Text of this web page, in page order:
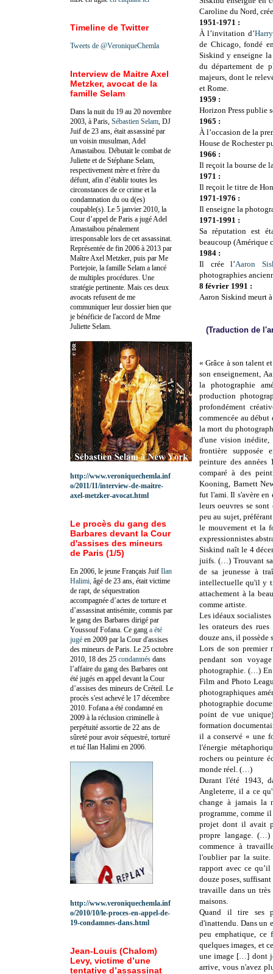
Caroline du Nord,
1951-1971 :
À l’invitation d’
de Chicago, fondé
Siskind y enseigne
du département de
majeurs, dont le
et Rome.
1959 :
Horizon Press publie
1965 :
À l’occasion de la
House de Rochester
1966 :
Il reçoit la bourse de
1971 :
Il reçoit le titre de
1971-1976 :
Il enseigne la
1971-1991 :
Sa réputation est
beaucoup (Amérique
1984 :
Il crée l’Aaron
photographies
8 février 1991 :
Aaron Siskind meurt
(Traduction de
« Grâce à son talent
son enseignement,
la photographie
production
profondément
commencée au début
la mort du
d'une vision
frontière supposée
peinture des
comparé à des
Kooning, Barnett
fut l'ami. Il s'avère en
leurs oeuvres se
peu au sujet,
le mouvement et la
expressionnistes
Siskind naît le 4
juifs. (…) Trouvant sa
de sa jeunesse à
intellectuelle qu'il y
attachement à la
comme artiste.
Les idéaux
les orateurs des
douze ans, il
Lors de son premier
pendant son
photographie. (…) En
Film and Photo
photographiques
photographie
point de vue
formation
il a conservé « une
l'énergie
rochers ou peinture
monde réel. (…)
Durant l'été 1943,
Angleterre, il a ce
change à jamais la
programme, comme
projet dont il avait
propre langage.
commence à
l'oublier par la suite.
rapport avec ce
douze poses,
travaille dans un
maisons.
Quand il tire ses
d'inattendu. Dans un
peu emphatique,
quelques images, et
une image […] dont
arrive, vous n'avez
Timeline de Twitter
Tweets de @VeroniqueChemla
Interview de Maitre Axel
Metzker, avocat de la
famille Selam
Dans la nuit du 19 au 20 novembre
2003, à Paris, Sébastien Selam , DJ
Juif de 23 ans, était assassiné par
un voisin musulman, Adel
Amastaibou. Débutait le combat de
Juliette et de Stéphane Selam,
respectivement mère et frère du
défunt, afin d’établir toutes les
circonstances de ce crime et la
condamnation du ou d(es)
coupable(s). Le 5 janvier 2010, la
Cour d’appel de Paris a jugé Adel
Amastaibou pénalement
irresponsable lors de cet assassinat.
Représentée de fin 2006 à 2013 par
Maître Axel Metzker, puis par Me
Portejoie, la famille Selam a lancé
de multiples procédures. Une
stratégie pertinente. Mais ces deux
avocats refusent de me
communiquer leur dossier bien que
je bénéficie de l'accord de Mme
Juliette Selam.
http://www.veroniquechemla.inf
o/2011/11/interview-de-maitre-
axel-metzker-avocat.html
Le procès du gang des
Barbares devant la Cour
d'assises des mineurs
de Paris (1/5)
En 2006, le jeune Français Juif Ilan
Halimi, âgé de 23 ans, était victime
de rapt, de séquestration
accompagnée d’actes de torture et
d’assassinat antisémite, commis par
le gang des Barbares dirigé par
Youssouf Fofana. Ce gang a été
jugé en 2009 par la Cour d'assises
des mineurs de Paris. Le 25 octobre
2010, 18 des 25 condamnés dans
l’affaire du gang des Barbares ont
été jugés en appel devant la Cour
d’assises des mineurs de Créteil. Le
procès s'est achevé le 17 décembre
2010. Fofana a été condamné en
2009 à la réclusion criminelle à
perpétuité assortie de 22 ans de
sûreté pour avoir séquestré, torturé
et tué Ilan Halimi en 2006.
http://www.veroniquechemla.inf
o/2010/10/le-proces-en-appel-de-
19-condamnes-dans.html
Jean-Louis (Chalom)
Levy, victime d’une
tentative d’assassinat